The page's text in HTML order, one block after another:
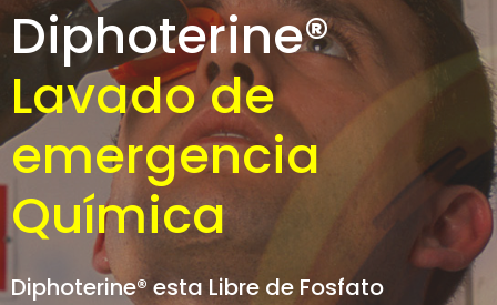
Diphoterine®
Lavado de
emergencia
Química
Diphoterine® esta Libre de Fosfato